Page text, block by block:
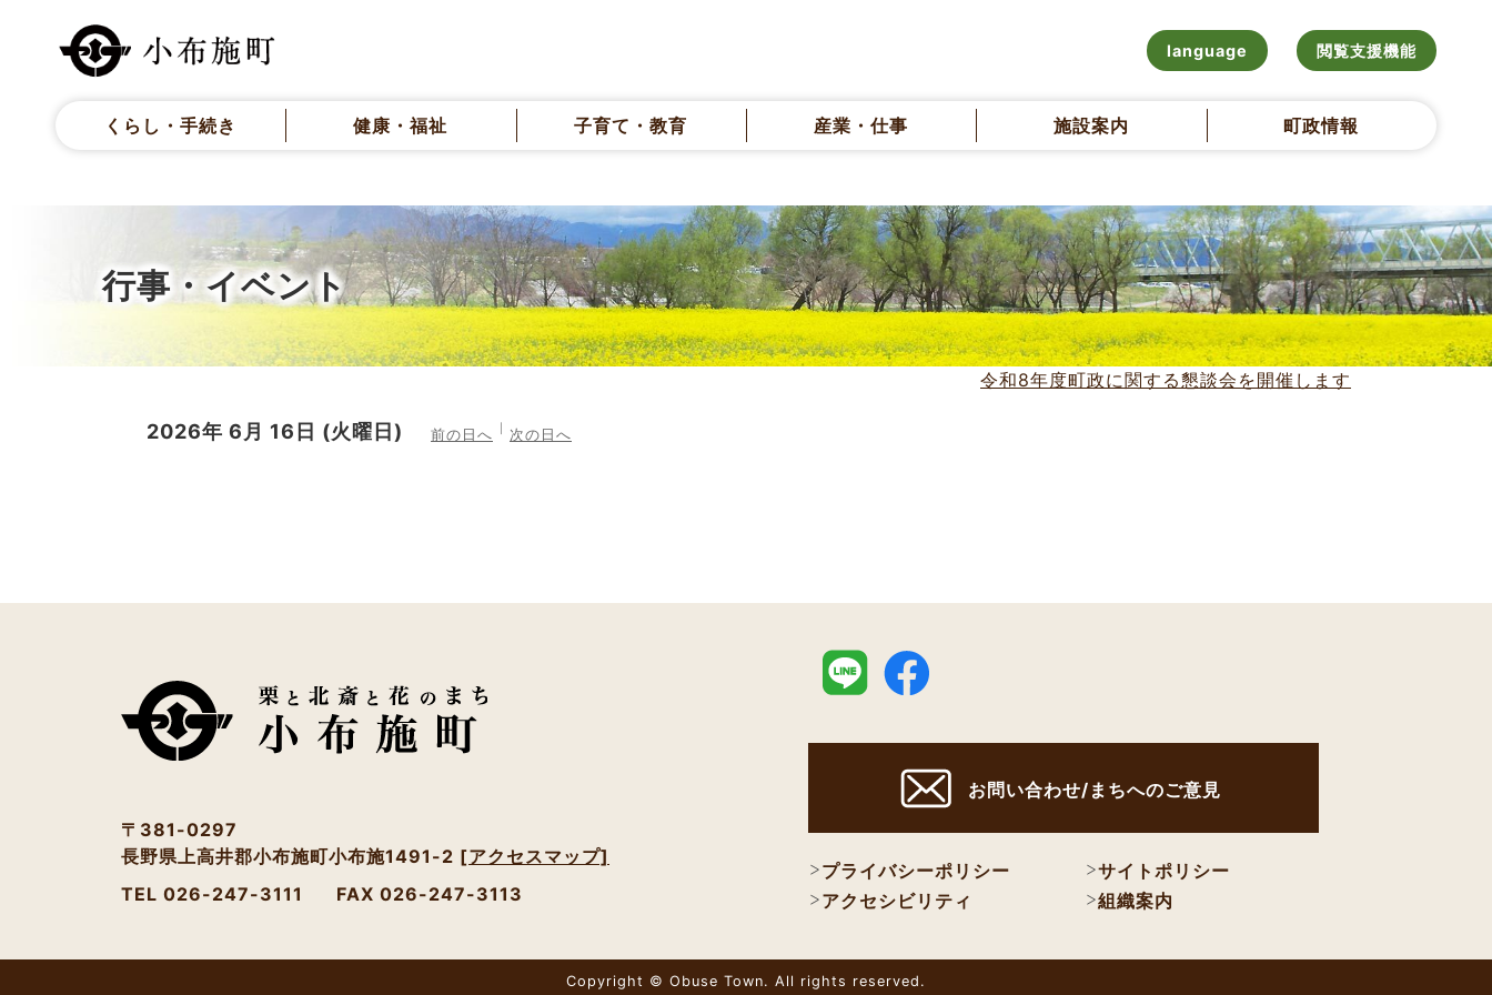
language 閲覧支援機能
くらし・手続き 健康・福祉 子育て・教育 産業・仕事 施設案内 町政情報
行事・イベント
2026年 6月 16日 (火曜日) 前の日へ 次の日へ
令和8年度町政に関する懇談会を開催します
〒381-0297
長野県上高井郡小布施町小布施1491-2 [アクセスマップ]
TEL 026-247-3111
FAX 026-247-3113
お問い合わせ/まちへのご意見
プライバシーポリシー
サイトポリシー
アクセシビリティ
組織案内
Copyright © Obuse Town. All rights reserved.